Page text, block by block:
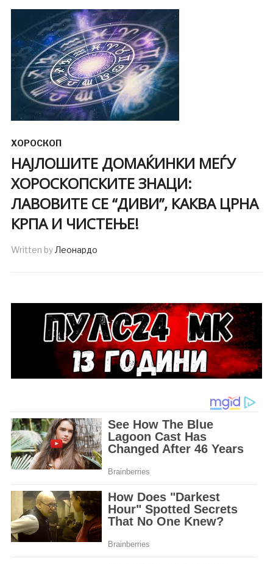
ХОРОСКОП
НАЈЛОШИТЕ ДОМАЌИНКИ МЕЃУ
ХОРОСКОПСКИТЕ ЗНАЦИ:
ЛАВОВИТЕ СЕ “ДИВИ”, КАКВА ЦРНА
КРПА И ЧИСТЕЊЕ!
Written byЛеонардо